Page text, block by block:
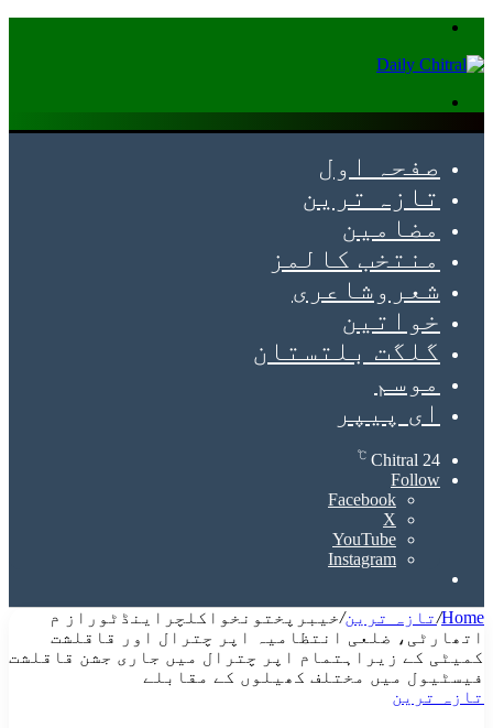
صفحہ اول
تازہ ترین
مضامین
منتخب کالمز
شعروشاعری
خواتین
گلگت بلتستان
موسم
ای پیپر
Chitral 24
℃
Follow
Facebook
X
YouTube
Instagram
Home
/تازہ ترین/خیبرپختونخواکلچراینڈٹوراز م
اتھارٹی، ضلعی انتظامیہ اپر چترال اور قاقلشت
کمیٹی کے زیراہتمام اپر چترال میں جاری جشن قاقلشت
فیسٹیول میں مختلف کھیلوں کے مقابلے
تازہ ترین